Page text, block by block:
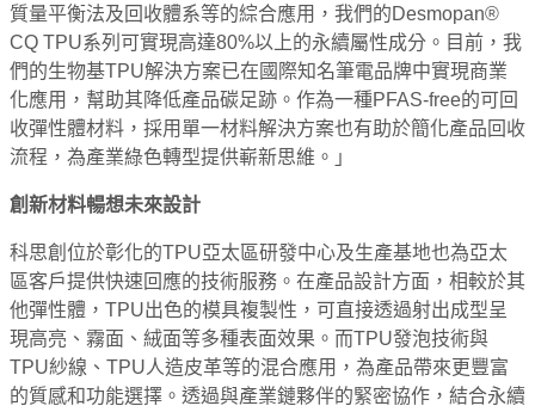
質量平衡法及回收體系等的綜合應用，我們的Desmopan®
CQ TPU系列可實現高達80%以上的永續屬性成分。目前，我
們的生物基TPU解決方案已在國際知名筆電品牌中實現商業
化應用，幫助其降低產品碳足跡。作為一種PFAS-free的可回
收彈性體材料，採用單一材料解決方案也有助於簡化產品回收
流程，為產業綠色轉型提供嶄新思維。」
創新材料暢想未來設計
科思創位於彰化的TPU亞太區研發中心及生產基地也為亞太
區客戶提供快速回應的技術服務。在產品設計方面，相較於其
他彈性體，TPU出色的模具複製性，可直接透過射出成型呈
現高亮、霧面、絨面等多種表面效果。而TPU發泡技術與
TPU紗線、TPU人造皮革等的混合應用，為產品帶來更豐富
的質感和功能選擇。透過與產業鏈夥伴的緊密協作，結合永續